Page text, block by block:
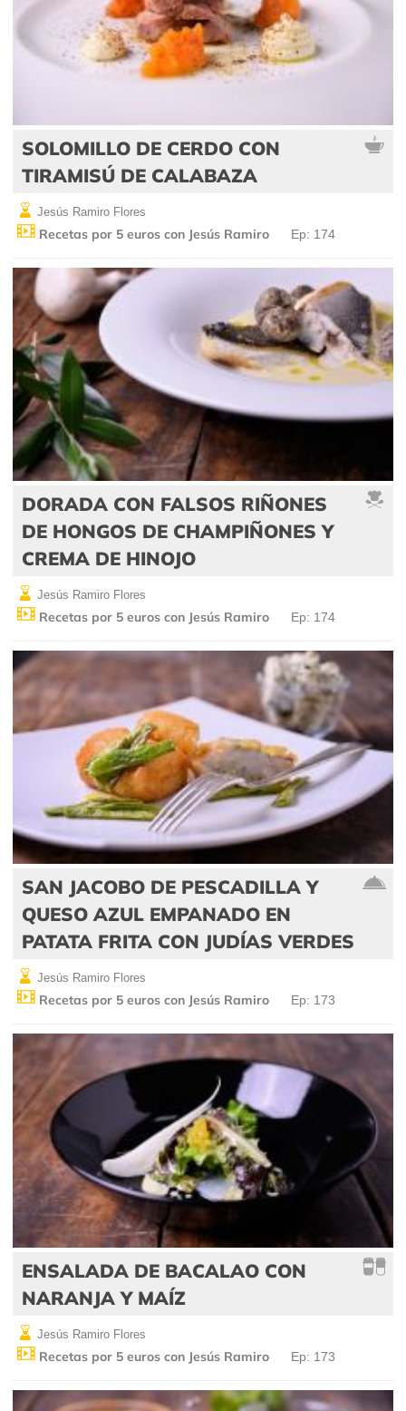
SOLOMILLO DE CERDO CON
TIRAMISÚ DE CALABAZA
Jesús Ramiro Flores
Recetas por 5 euros con Jesús Ramiro Ep: 174
DORADA CON FALSOS RIÑONES
DE HONGOS DE CHAMPIÑONES Y
CREMA DE HINOJO
Jesús Ramiro Flores
Recetas por 5 euros con Jesús Ramiro Ep: 174
SAN JACOBO DE PESCADILLA Y
QUESO AZUL EMPANADO EN
PATATA FRITA CON JUDÍAS VERDES
Jesús Ramiro Flores
Recetas por 5 euros con Jesús Ramiro Ep: 173
ENSALADA DE BACALAO CON
NARANJA Y MAÍZ
Jesús Ramiro Flores
Recetas por 5 euros con Jesús Ramiro Ep: 173